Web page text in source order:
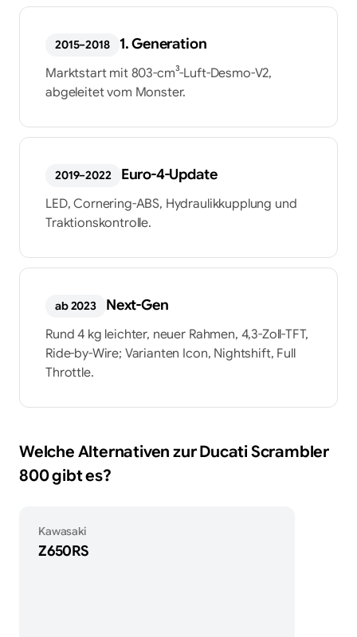
2015–2018 1. Generation
Marktstart mit 803-cm³-Luft-Desmo-V2,
abgeleitet vom Monster.
2019–2022 Euro-4-Update
LED, Cornering-ABS, Hydraulikkupplung und
Traktionskontrolle.
ab 2023 Next-Gen
Rund 4 kg leichter, neuer Rahmen, 4,3-Zoll-TFT,
Ride-by-Wire; Varianten Icon, Nightshift, Full
Throttle.
Welche Alternativen zur Ducati Scrambler
800 gibt es?
Kawasaki
Z650RS